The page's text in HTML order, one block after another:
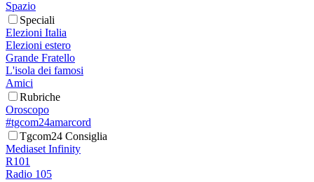
Spazio
Speciali
Elezioni Italia
Elezioni estero
Grande Fratello
L'isola dei famosi
Amici
Rubriche
Oroscopo
#tgcom24amarcord
Tgcom24 Consiglia
Mediaset Infinity
R101
Radio 105